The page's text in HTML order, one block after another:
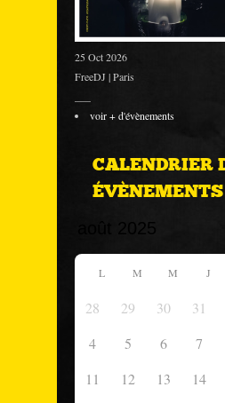
25 Oct 2026
FreeDJ | Paris
voir + d'évènements
CALENDRIER
ÉVÈNEMENTS
L M M J
28 29 30 31
4
5 6 7
11
12 13 14